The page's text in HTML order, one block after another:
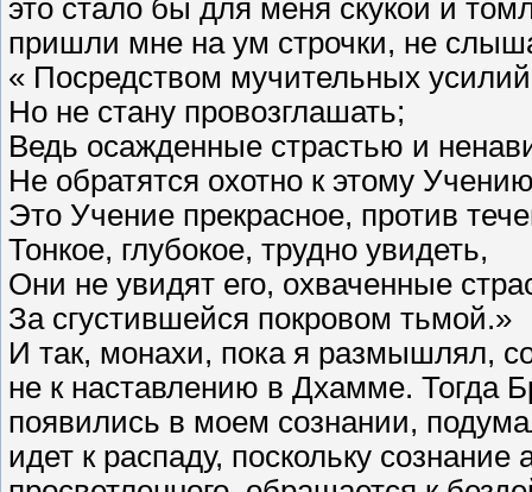
это стало бы для меня скукой и
пришли мне на ум строчки, не
« Посредством мучительных
Но не стану провозглашать;
Ведь осажденные страстью и
Не обратятся охотно к этому
Это Учение прекрасное, против
Тонкое, глубокое, трудно увидеть,
Они не увидят его, охваченные
За сгустившейся покровом тьмой.»
И так, монахи, пока я размышлял,
не к наставлению в Дхамме. Тогда
появились в моем сознании,
идет к распаду, поскольку сознание